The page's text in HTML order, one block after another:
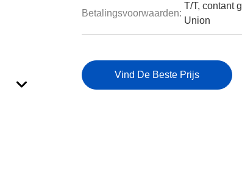
Betalingsvoorwaarden:
T/T, contant
Union
Vind De Beste Prijs